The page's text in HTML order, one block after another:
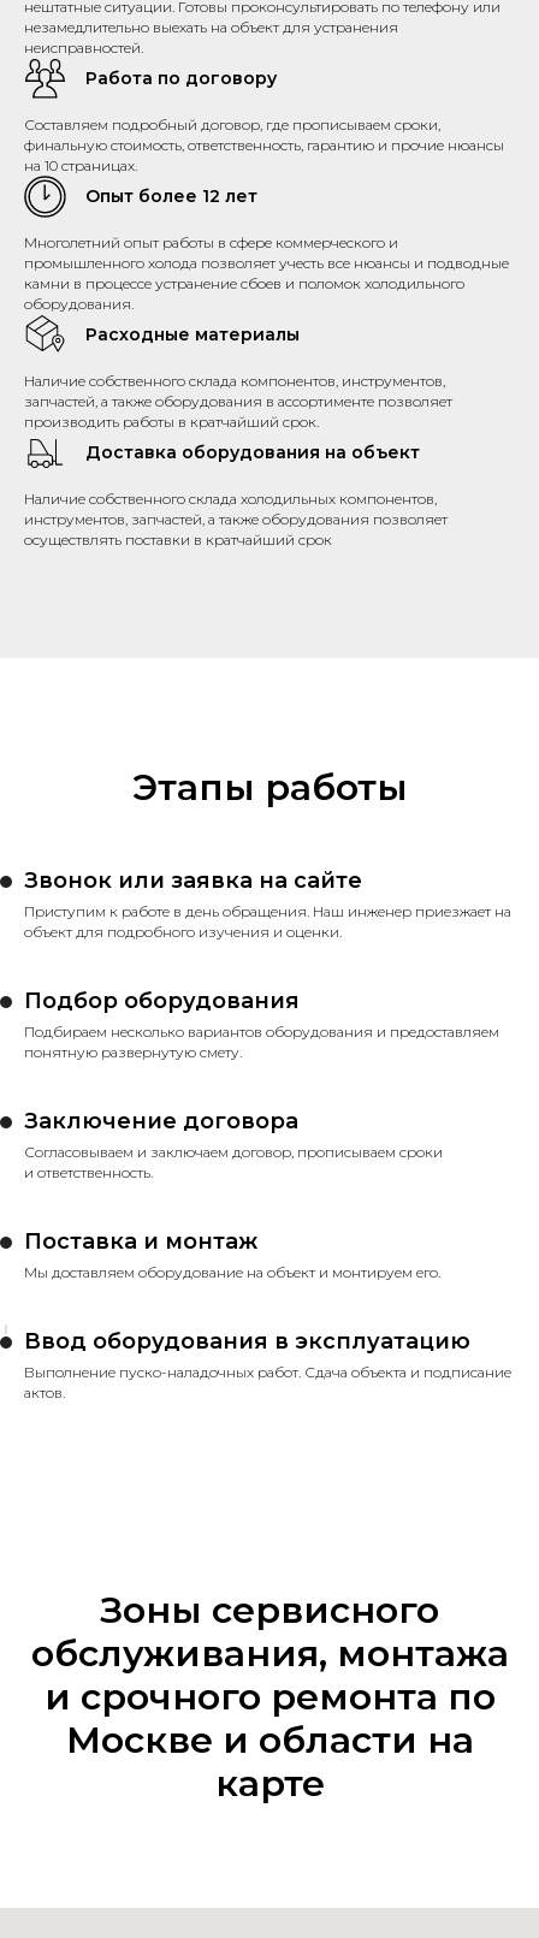
нештатные ситуации. Готовы проконсультировать по телефону или
незамедлительно выехать на объект для устранения
неисправностей.
Работа по договору
Составляем подробный договор, где прописываем сроки,
финальную стоимость, ответственность, гарантию и прочие нюансы
на 10 страницах.
Опыт более 12 лет
Многолетний опыт работы в сфере коммерческого и
промышленного холода позволяет учесть все нюансы и подводные
камни в процессе устранение сбоев и поломок холодильного
оборудования.
Расходные материалы
Наличие собственного склада компонентов, инструментов,
запчастей, а также оборудования в ассортименте позволяет
производить работы в кратчайший срок.
Доставка оборудования на объект
Наличие собственного склада холодильных компонентов,
инструментов, запчастей, а также оборудования позволяет
осуществлять поставки в кратчайший срок
Этапы работы
Звонок или заявка на сайте
Приступим к работе в день обращения. Наш инженер приезжает на
объект для подробного изучения и оценки.
Подбор оборудования
Подбираем несколько вариантов оборудования и предоставляем
понятную развернутую смету.
Заключение договора
Согласовываем и заключаем договор, прописываем сроки
и ответственность.
Поставка и монтаж
Мы доставляем оборудование на объект и монтируем его.
Ввод оборудования в эксплуатацию
Выполнение пуско-наладочных работ. Сдача объекта и подписание
актов.
Зоны сервисного
обслуживания, монтажа
и срочного ремонта по
Москве и области на
карте